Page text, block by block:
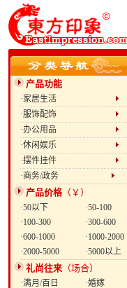
产品功能
·家居生活
·服饰配饰
·办公用品
·休闲娱乐
·摆件挂件
·商务/政务
产品价格（￥）
·50以下
·50-100
·100-300
·300-600
·600-1000
·1000-2000
·2000-5000
·5000以上
礼尚往来 （场合）
·满月/百日
·婚嫁